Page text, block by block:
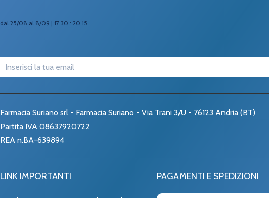
dal 25/08 al 8/09 | 17.30 : 20.15
Farmacia Suriano srl - Farmacia Suriano - Via Trani 3/U - 76123 Andria (BT)
Partita IVA 08637920722
REA n.BA-639894
LINK IMPORTANTI PAGAMENTI E SPEDIZIONI